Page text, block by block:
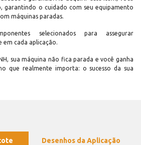
garantindo o cuidado com seu equipamento
máquinas paradas.
selecionados para assegurar
em cada aplicação.
sua máquina não fica parada e você ganha
que realmente importa: o sucesso da sua
Desenhos da Aplicação